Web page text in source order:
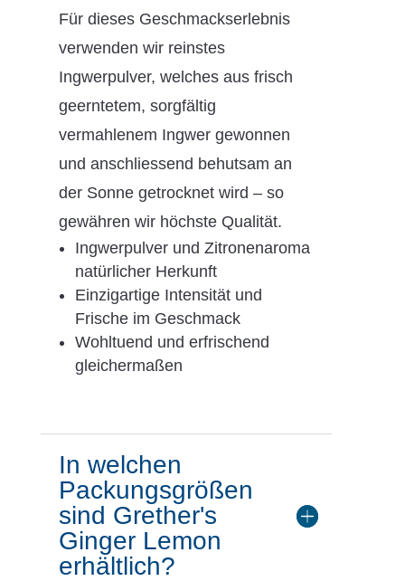
Für dieses Geschmackserlebnis
verwenden wir reinstes
Ingwerpulver, welches aus frisch
geerntetem, sorgfältig
vermahlenem Ingwer gewonnen
und anschliessend behutsam an
der Sonne getrocknet wird – so
gewähren wir höchste Qualität.
Ingwerpulver und Zitronenaroma
natürlicher Herkunft
Einzigartige Intensität und
Frische im Geschmack
Wohltuend und erfrischend
gleichermaßen
In welchen
Packungsgrößen
sind Grether's
Ginger Lemon
erhältlich?